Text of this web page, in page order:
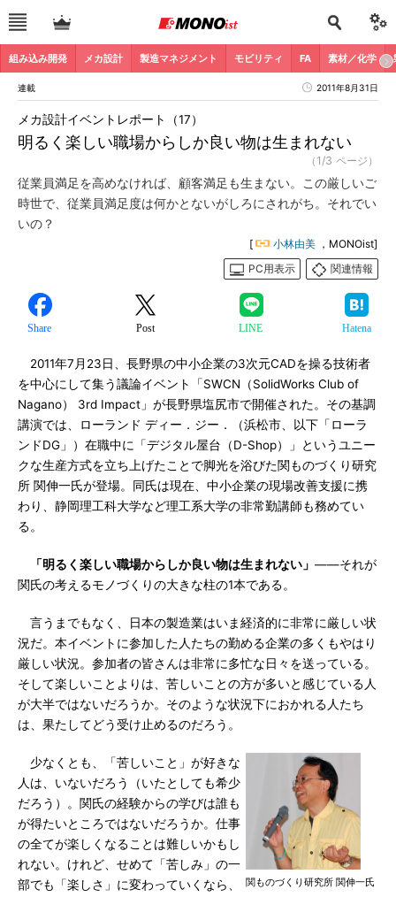
組み込み開発 メカ設計 製造マネジメント モビリティ FA 素材／化学
連載 2011年8月31日
明るく楽しい職場からしか良い物は生まれない
メカ設計イベントレポート（17）
（1/3 ページ）
従業員満足を高めなければ、顧客満足も生まない。この厳しいご
時世で、従業員満足度は何かとないがしろにされがち。それでい
いの？
[ 小林由美 ，MONOist]
PC用表示
関連情報
Share Post LINE Hatena
2011年7月23日、長野県の中小企業の3次元CADを操る技術者
を中心にして集う議論イベント「SWCN（SolidWorks Club of
Nagano） 3rd Impact」が長野県塩尻市で開催された。その基調
講演では、ローランド ディー．ジー．（浜松市、以下「ローラ
ンドDG」）在職中に「デジタル屋台（D-Shop）」というユニー
クな生産方式を立ち上げたことで脚光を浴びた関ものづくり研究
所 関伸一氏が登場。同氏は現在、中小企業の現場改善支援に携
わり、静岡理工科大学など理工系大学の非常勤講師も務めてい
る。
「明るく楽しい職場からしか良い物は生まれない」 ――それが
関氏の考えるモノづくりの大きな柱の1本である。
言うまでもなく、日本の製造業はいま経済的に非常に厳しい状
況だ。本イベントに参加した人たちの勤める企業の多くもやはり
厳しい状況。参加者の皆さんは非常に多忙な日々を送っている。
そして楽しいことよりは、苦しいことの方が多いと感じている人
が大半ではないだろうか。そのような状況下におかれる人たち
は、果たしてどう受け止めるのだろう。
関ものづくり研究所 関伸一氏
少なくとも、「苦しいこと」が好きな
人は、いないだろう（いたとしても希少
だろう）。関氏の経験からの学びは誰も
が得たいところではないだろうか。仕事
の全てが楽しくなることは難しいかもし
れない。けれど、せめて「苦しみ」の一
部でも「楽しさ」に変わっていくなら、